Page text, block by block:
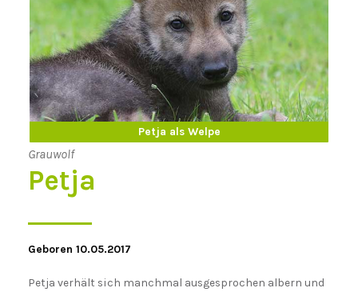
Petja als Welpe
Petja erwachsen
Grauwolf
Petja
Geboren 10.05.2017
Petja verhält sich manchmal ausgesprochen albern und